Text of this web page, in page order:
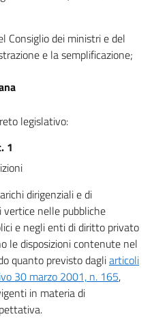
Consiglio dei ministri e del
e la semplificazione;
legislativo:
1
dirigenziali e di
nelle pubbliche
e negli enti di diritto privato
le disposizioni contenute nel
quanto previsto dagliarticoli
30 marzo 2001, n. 165,
in materia di